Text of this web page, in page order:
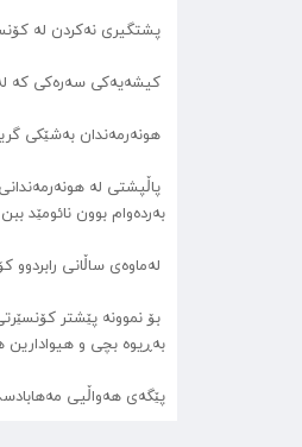
پشتگیری نەکردن لە
کیشەیەکی سەرەکی کە
هونەرمەندان بەشێکی
پاڵپشتی لە
بەردەوام بوون نائومێد ببن
لەماوەی ساڵانی
بەڕیوە بچی و
پێگەی هەواڵیی